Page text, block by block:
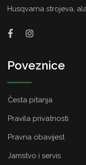
Husqvarna strojeva,
Poveznice
Česta pitanja
Pravila privatnosti
Pravna obavijest
Jamstvo i servis